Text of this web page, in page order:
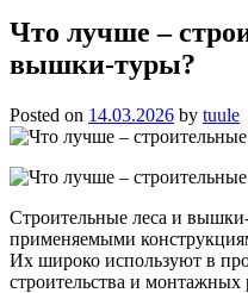
Что лучше –
вышки-туры?
Posted on 14.03.2026 by tuule
Строительные леса и
применяемыми
Их широко используют в
строительства и монтажных